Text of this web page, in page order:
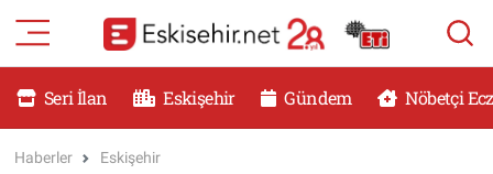
Seri İlan Eskişehir Gündem Nöbetçi
Haberler Eskişehir
RESMİ İLANLAR
Eskişehir Nöbetçi Eczaneler